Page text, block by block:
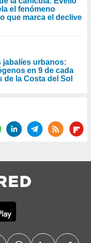
el fenómeno
que marca el declive
jabalíes urbanos:
en 9 de cada
de la Costa del Sol